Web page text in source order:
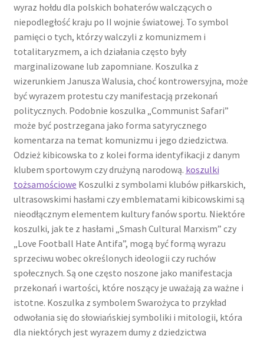
wyraz hołdu dla polskich bohaterów walczących o
niepodległość kraju po II wojnie światowej. To symbol
pamięci o tych, którzy walczyli z komunizmem i
totalitaryzmem, a ich działania często były
marginalizowane lub zapomniane. Koszulka z
wizerunkiem Janusza Walusia, choć kontrowersyjna, może
być wyrazem protestu czy manifestacją przekonań
politycznych. Podobnie koszulka „Communist Safari”
może być postrzegana jako forma satyrycznego
komentarza na temat komunizmu i jego dziedzictwa.
Odzież kibicowska to z kolei forma identyfikacji z danym
klubem sportowym czy drużyną narodową. koszulki
tożsamościowe Koszulki z symbolami klubów piłkarskich,
ultrasowskimi hasłami czy emblematami kibicowskimi są
nieodłącznym elementem kultury fanów sportu. Niektóre
koszulki, jak te z hasłami „Smash Cultural Marxism” czy
„Love Football Hate Antifa”, mogą być formą wyrazu
sprzeciwu wobec określonych ideologii czy ruchów
społecznych. Są one często noszone jako manifestacja
przekonań i wartości, które noszący je uważają za ważne i
istotne. Koszulka z symbolem Swarożyca to przykład
odwołania się do słowiańskiej symboliki i mitologii, która
dla niektórych jest wyrazem dumy z dziedzictwa